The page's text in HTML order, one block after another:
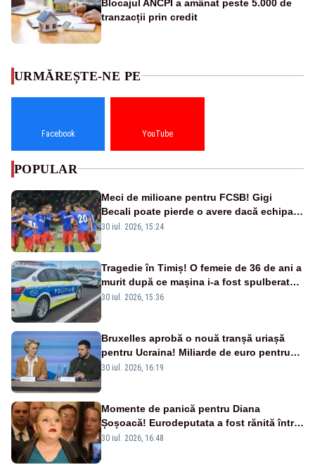
Blocajul ANCPI a amânat peste 5.000 de
tranzacții prin credit
URMĂREȘTE-NE PE
Facebook YouTube
POPULAR
Meci de milioane pentru FCSB! Gigi
Becali poate pierde o avere dacă echipa
este eliminată de FK Auda
30 iul. 2026, 15:24
Tragedie în Timiș! O femeie de 36 de ani a
murit după ce mașina i-a fost spulberată
de tren
30 iul. 2026, 15:36
Bruxelles aprobă o nouă tranșă uriașă
pentru Ucraina! Miliarde de euro pentru
armament și apărare
30 iul. 2026, 16:19
Momente de panică pentru Diana
Șoșoacă! Eurodeputata a fost rănită într-
un accident rutier
30 iul. 2026, 16:48